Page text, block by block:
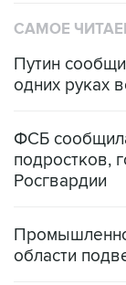
САМОЕ
Путин
одних руках
ФСБ
подростков,
Росгвардии
области